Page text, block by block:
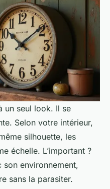
un seul look. Il se
Selon votre intérieur,
silhouette, les
échelle. L’important ?
son environnement,
sans la parasiter.